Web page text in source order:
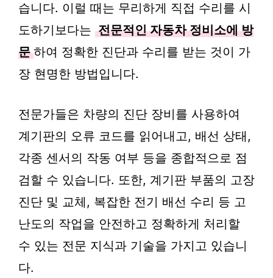
습니다. 이럴 때는 무리하게 직접 수리를 시
도하기보다는 전문적인 자동차 정비소에 방
문 하여 정확한 진단과 수리를 받는 것이 가
장 현명한 방법입니다.
전문가들은 차량의 진단 장비를 사용하여
계기판의 오류 코드를 읽어내고, 배선 상태,
각종 센서의 작동 여부 등을 종합적으로 점
검할 수 있습니다. 또한, 계기판 부품의 고장
진단 및 교체, 복잡한 전기 배선 수리 등 고
난도의 작업을 안전하고 정확하게 처리할
수 있는 전문 지식과 기술을 가지고 있습니
다.